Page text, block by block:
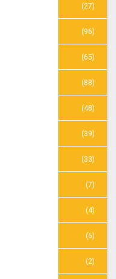
(27)
(96)
(65)
(88)
(48)
(39)
(33)
(7)
(4)
(6)
(2)